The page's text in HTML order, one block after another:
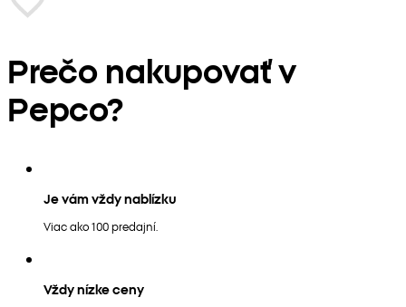
Prečo nakupovať v
Pepco?
Je vám vždy nablízku
Viac ako 100 predajní.
Vždy nízke ceny